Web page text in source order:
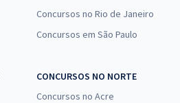
Concursos no Rio de Janeiro
Concursos em São Paulo
CONCURSOS NO NORTE
Concursos no Acre